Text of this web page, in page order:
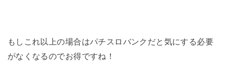
もしこれ以上の場合はパチスロバンクだと気にする必要
がなくなるのでお得ですね！